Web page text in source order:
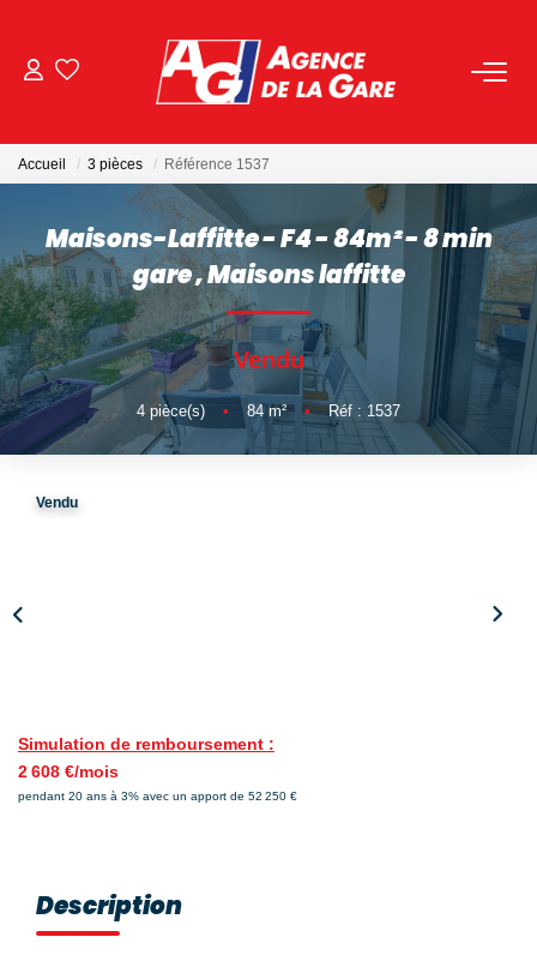
GESTION
BIENS VENDUS
NOS AGENCES
Accueil 3 pièces Référence 1537
Maisons-Laffitte - F4 - 84m² - 8 min
gare,Maisons laffitte
Vendu
4 pièce(s) • 84m² • Réf : 1537
Vendu
Simulation de remboursement :
2 608 €/mois
pendant 20 ans à 3% avec un apport de 52 250 €
Description